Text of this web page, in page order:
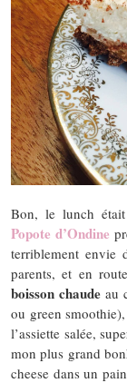
Bon, le lunch
Popote d’Ondine
terriblement envie
parents, et en
boisson chaude au
ou green
l’assiette salée,
mon plus grand
cheese dans un